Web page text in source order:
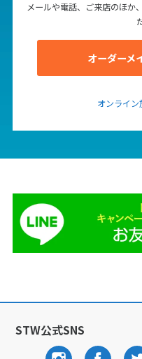
メールや電話、ご来店のほか
オーダーメ
オンライン
STW公式SNS